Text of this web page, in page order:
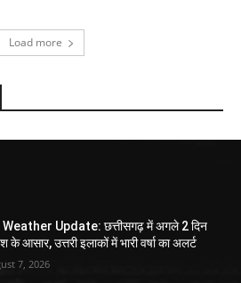
Load more
Weather Update: छत्तीसगढ़ में अगले 2 दिन
के आसार, उत्तरी इलाकों में भारी वर्षा का अलर्ट
7, 2026